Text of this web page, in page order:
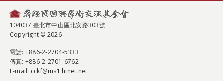
104037 臺北市中山區北安路303號
Copyright © 2026
電話: +886-2-2704-5333
傳真: +886-2-2701-6762
E-mail: cckf@ms1.hinet.net